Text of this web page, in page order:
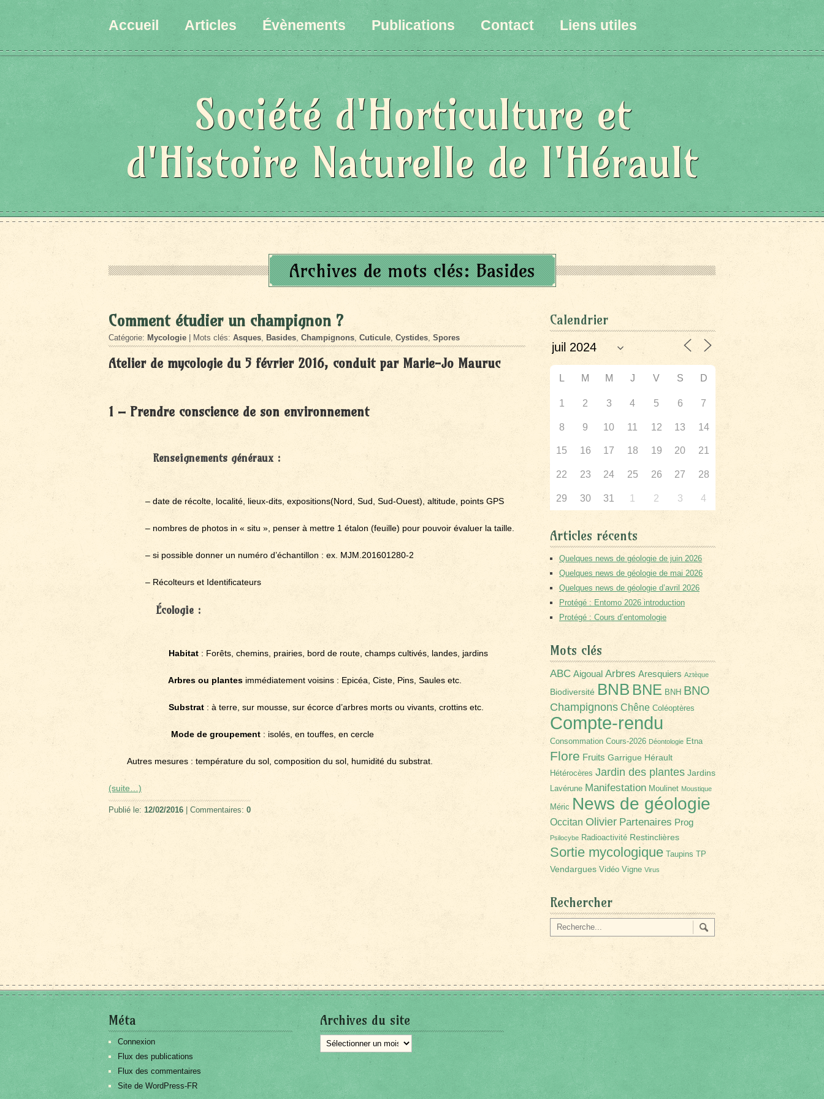
Accueil Articles Évènements Publications Contact Liens utiles
Société d'Horticulture et
d'Histoire Naturelle de l'Hérault
Archives de mots clés:Basides
Comment étudier un champignon ?
Catégorie: Mycologie | Mots clés: Asques, Basides, Champignons, Cuticule, Cystides, Spores
Atelier de mycologie du 5 février 2016, conduit par Marie-Jo Mauruc
1 – Prendre conscience de son environnement
Renseignements généraux :
– date de récolte, localité, lieux-dits, expositions(Nord, Sud, Sud-Ouest), altitude, points GPS
– nombres de photos in « situ », penser à mettre 1 étalon (feuille) pour pouvoir évaluer la taille.
– si possible donner un numéro d’échantillon : ex. MJM.201601280-2
– Récolteurs et Identificateurs
Écologie :
Habitat : Forêts, chemins, prairies, bord de route, champs cultivés, landes, jardins
Arbres ou plantes immédiatement voisins : Epicéa, Ciste, Pins, Saules etc.
Substrat : à terre, sur mousse, sur écorce d’arbres morts ou vivants, crottins etc.
Mode de groupement : isolés, en touffes, en cercle
Autres mesures : température du sol, composition du sol, humidité du substrat.
(suite…)
Publié le: 12/02/2016 | Commentaires: 0
Calendrier
L M M J V S D
1 2 3 4 5 6 7
8 9 10 11 12 13 14
15 16 17 18 19 20 21
22 23 24 25 26 27 28
29 30 31 1 2 3 4
Articles récents
Quelques news de géologie de juin 2026
Quelques news de géologie de mai 2026
Quelques news de géologie d’avril 2026
Protégé : Entomo 2026 introduction
Protégé : Cours d’entomologie
Mots clés
ABC Aigoual Arbres Aresquiers Aztèque
Biodiversité BNB BNE BNH BNO
Champignons Chêne Coléoptères
Compte-rendu
Consommation Cours-2026 Déontologie Etna
Flore Fruits Garrigue Hérault
Hétérocères Jardin des plantes Jardins
Lavérune Manifestation Moulinet Moustique
Méric News de géologie
Occitan Olivier Partenaires Prog
Psilocybe Radioactivité Restinclières
Sortie mycologique Taupins TP
Vendargues Vidéo Vigne Virus
Rechercher
Méta
Connexion
Flux des publications
Flux des commentaires
Site de WordPress-FR
Archives du site
Archives
du